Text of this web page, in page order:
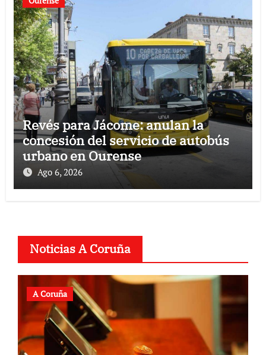
Revés para Jácome: anulan la
concesión del servicio de autobús
urbano en Ourense
Ago 6, 2026
Noticias A Coruña
A Coruña